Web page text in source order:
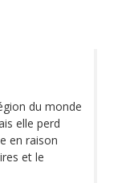
du monde
elle perd
en raison
et le